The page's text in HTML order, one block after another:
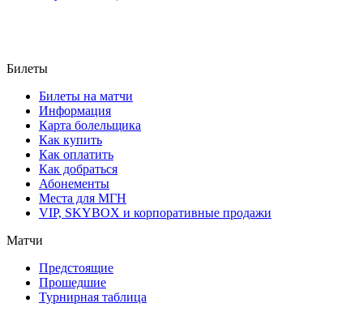
Билеты
Билеты на матчи
Информация
Карта болельщика
Как купить
Как оплатить
Как добраться
Абонементы
Места для МГН
VIP, SKYBOX и корпоративные продажи
Матчи
Предстоящие
Прошедшие
Турнирная таблица